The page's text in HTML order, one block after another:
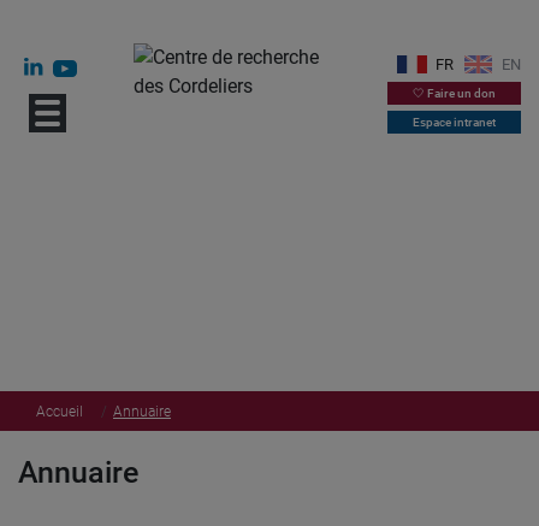
FR EN
🤍 Faire un don
Espace intranet
Accueil Annuaire
Annuaire